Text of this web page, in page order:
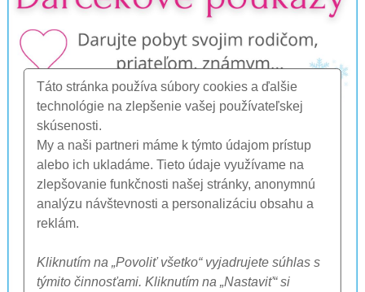
Táto stránka používa súbory cookies a ďalšie
technológie na zlepšenie vašej používateľskej
skúsenosti.
My a naši partneri máme k týmto údajom prístup
alebo ich ukladáme. Tieto údaje využívame na
zlepšovanie funkčnosti našej stránky, anonymnú
analýzu návštevnosti a personalizáciu obsahu a
reklám.
Kliknutím na „Povoliť všetko“ vyjadrujete súhlas s
týmito činnosťami. Kliknutím na „Nastaviť“ si